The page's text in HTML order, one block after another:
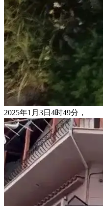
2025年1月3日4时49分，